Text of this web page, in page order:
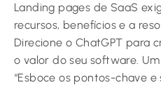
Landing pages de SaaS
recursos, benefícios e a
Direcione o ChatGPT para
o valor do seu software.
“Esboce os pontos-chave